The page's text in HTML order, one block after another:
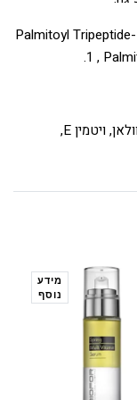
אקטואין, פפטידי המיצוק: Palmitoyl Tripeptide-
1 ,
אלנטואין, ביסבולול, סקוולאן, ויטמין E,
מידע
נוסף